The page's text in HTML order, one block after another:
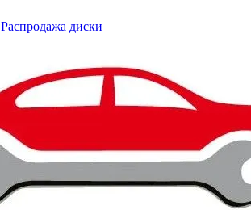
Распродажа диски